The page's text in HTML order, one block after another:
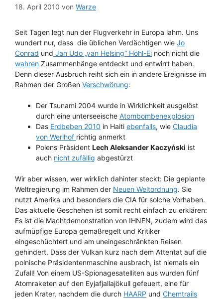
18. April 2010 von Warze
Seit Tagen legt nun der Flugverkehr in Europa lahm. Uns
wundert nur, dass die üblichen Verdächtigen wie Jo
Conrad und Jan Udo „van Helsing“ Hohl-Ei noch nicht die
wahren Zusammenhänge entdeckt und entwirrt haben.
Denn dieser Ausbruch reiht sich ein in andere Ereignisse im
Rahmen der Großen Verschwörung:
Der Tsunami 2004 wurde in Wirklichkeit ausgelöst
durch eine unterseeische Atombombenexplosion
Das Erdbeben 2010 in Haiti ebenfalls, wie Claudia
von Werlhof richtig anmerkt
Polens Präsident Lech Aleksander Kaczyński ist
auch nicht zufällig abgestürzt
Wir aber wissen, wer wirklich dahinter steckt: Die geplante
Weltregierung im Rahmen der Neuen Weltordnung. Sie
nutzt Amerika und besonders die CIA für solche Vorhaben.
Das aktuelle Geschehen ist somit recht einfach zu erklären:
Es ist die Machtdemonstration von IHNEN, zudem wird das
aufmüpfige Europa gemaßregelt und Kritiker
eingeschüchtert und am uneingeschränkten Reisen
gehindert. Dass der Vulkan kurz nach dem Attentat auf die
polnische Präsidentenmaschine ausbrach, ist niemals ein
Zufall! Von einem US-Spionagesatelliten aus wurden fünf
Atomraketen auf den Eyjafjallajökull gefeuert, eine für
jeden Krater, nachdem die durch HAARP und Chemtrails